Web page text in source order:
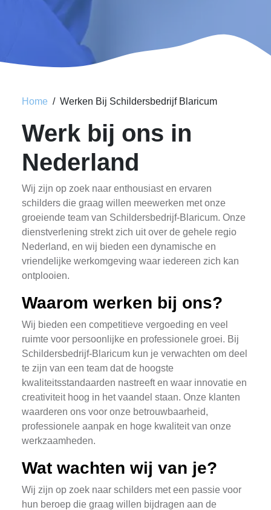
Home Werken Bij Schildersbedrijf Blaricum
Werk bij ons in
Nederland
Wij zijn op zoek naar enthousiast en ervaren
schilders die graag willen meewerken met onze
groeiende team van Schildersbedrijf-Blaricum. Onze
dienstverlening strekt zich uit over de gehele regio
Nederland, en wij bieden een dynamische en
vriendelijke werkomgeving waar iedereen zich kan
ontplooien.
Waarom werken bij ons?
Wij bieden een competitieve vergoeding en veel
ruimte voor persoonlijke en professionele groei. Bij
Schildersbedrijf-Blaricum kun je verwachten om deel
te zijn van een team dat de hoogste
kwaliteitsstandaarden nastreeft en waar innovatie en
creativiteit hoog in het vaandel staan. Onze klanten
waarderen ons voor onze betrouwbaarheid,
professionele aanpak en hoge kwaliteit van onze
werkzaamheden.
Wat wachten wij van je?
Wij zijn op zoek naar schilders met een passie voor
hun beroep die graag willen bijdragen aan de